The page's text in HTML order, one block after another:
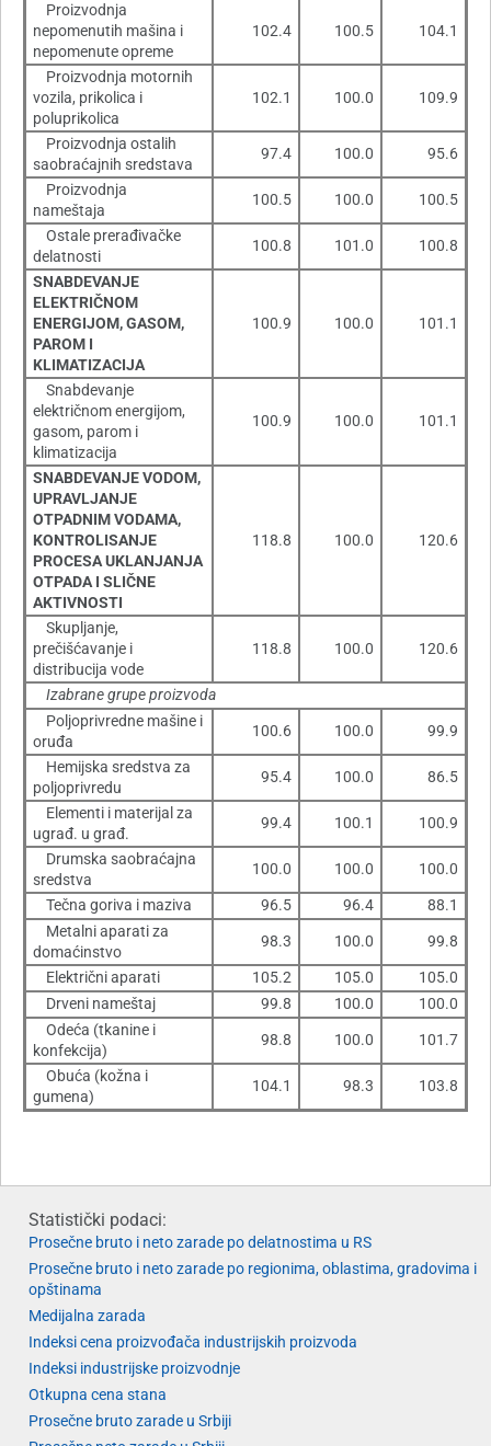
Proizvodnja
nepomenutih mašina i
nepomenute opreme
102.4 100.5 104.1
Proizvodnja motornih
vozila, prikolica i
poluprikolica
102.1 100.0 109.9
Proizvodnja ostalih
saobraćajnih sredstava
97.4 100.0 95.6
Proizvodnja
nameštaja
100.5 100.0 100.5
Ostale prerađivačke
delatnosti
100.8 101.0 100.8
SNABDEVANJE
ELEKTRIČNOM
ENERGIJOM, GASOM,
PAROM I
KLIMATIZACIJA
100.9 100.0 101.1
Snabdevanje
električnom energijom,
gasom, parom i
klimatizacija
100.9 100.0 101.1
SNABDEVANJE VODOM,
UPRAVLJANJE
OTPADNIM VODAMA,
KONTROLISANJE
PROCESA UKLANJANJA
OTPADA I SLIČNE
AKTIVNOSTI
118.8 100.0 120.6
Skupljanje,
prečišćavanje i
distribucija vode
118.8 100.0 120.6
Izabrane grupe proizvoda
Poljoprivredne mašine i
oruđa
100.6 100.0 99.9
Hemijska sredstva za
poljoprivredu
95.4 100.0 86.5
Elementi i materijal za
ugrađ. u građ.
99.4 100.1 100.9
Drumska saobraćajna
sredstva
100.0 100.0 100.0
Tečna goriva i maziva 96.5 96.4
88.1
Metalni aparati za
domaćinstvo
98.3 100.0 99.8
Električni aparati 105.2 105.0
105.0
Drveni nameštaj
99.8 100.0
100.0
Odeća (tkanine i
konfekcija)
98.8 100.0 101.7
Obuća (kožna i
gumena)
104.1 98.3 103.8
Statistički podaci:
Prosečne bruto i neto zarade po delatnostima u RS
Prosečne bruto i neto zarade po regionima, oblastima, gradovima i
opštinama
Medijalna zarada
Indeksi cena proizvođača industrijskih proizvoda
Indeksi industrijske proizvodnje
Otkupna cena stana
Prosečne bruto zarade u Srbiji